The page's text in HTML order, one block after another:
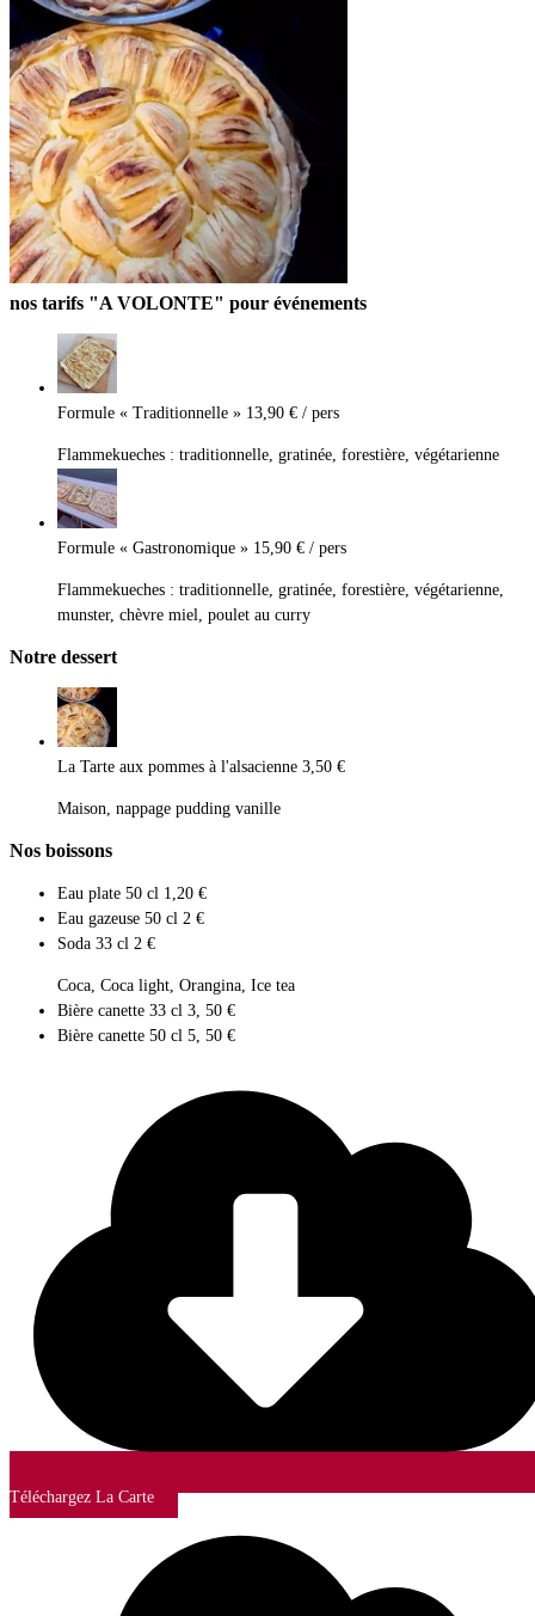
nos tarifs "A VOLONTE" pour événements
Formule « Traditionnelle » 13,90 € / pers
Flammekueches : traditionnelle, gratinée, forestière, végétarienne
Formule « Gastronomique » 15,90 € / pers
Flammekueches : traditionnelle, gratinée, forestière, végétarienne,
munster, chèvre miel, poulet au curry
Notre dessert
La Tarte aux pommes à l'alsacienne 3,50 €
Maison, nappage pudding vanille
Nos boissons
Eau plate 50 cl 1,20 €
Eau gazeuse 50 cl 2 €
Soda 33 cl 2 €
Coca, Coca light, Orangina, Ice tea
Bière canette 33 cl 3, 50 €
Bière canette 50 cl 5, 50 €
Téléchargez La Carte